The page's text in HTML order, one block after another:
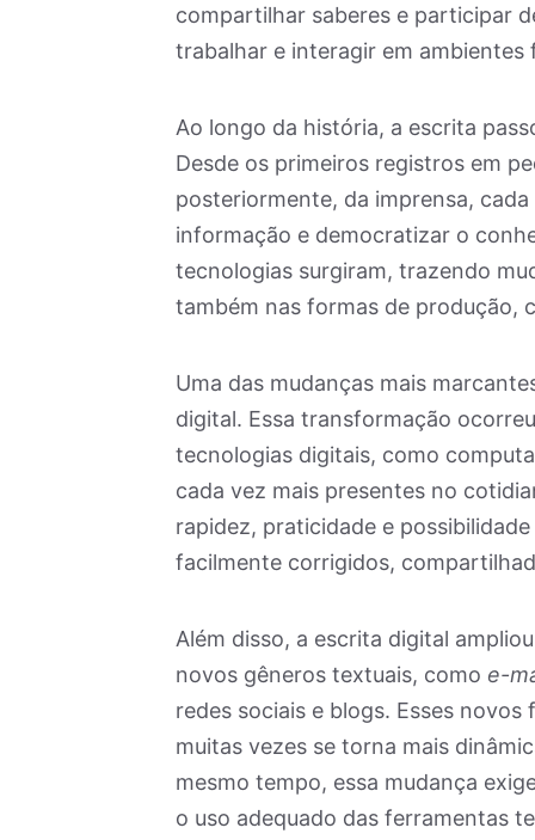
compartilhar saberes e participar
trabalhar e interagir em ambientes
Ao longo da história, a escrita
Desde os primeiros registros em
posteriormente, da imprensa,
informação e democratizar o
tecnologias surgiram, trazendo
também nas formas de produção,
Uma das mudanças mais
digital. Essa transformação
tecnologias digitais, como
cada vez mais presentes no
rapidez, praticidade e
facilmente corrigidos,
Além disso, a escrita digital
novos gêneros textuais, como e-
redes sociais e blogs. Esses
muitas vezes se torna mais
mesmo tempo, essa mudança
o uso adequado das ferramentas